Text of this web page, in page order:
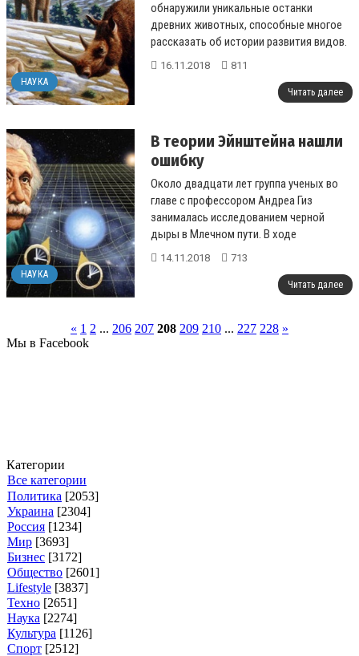
НАУКА
обнаружили уникальные останки
древних животных, способные многое
рассказать об истории развития видов.
Так пишет Replyua.net, ссылаясь на
16.11.2018 811
Читать далее
НАУКА
В теории Эйнштейна нашли
ошибку
Около двадцати лет группа ученых во
главе с профессором Андреа Гиз
занималась исследованием черной
дыры в Млечном пути. В ходе
исследований были сделаны выводы о
14.11.2018 713
Читать далее
« 1 2 ... 206 207 208 209 210 ... 227 228 »
Мы в Facebook
Категории
Все категории
Политика [2053]
Украина [2304]
Россия [1234]
Мир [3693]
Бизнес [3172]
Общество [2601]
Lifestyle [3837]
Техно [2651]
Наука [2274]
Культура [1126]
Спорт [2512]